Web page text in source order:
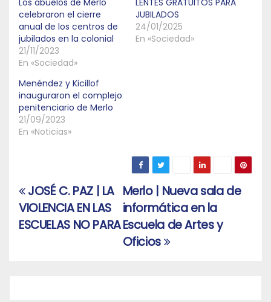
Los abuelos de Merlo
celebraron el cierre
anual de los centros de
jubilados en la colonial
21/11/2023
En «Sociedad»
LENTES GRATUITOS PARA
JUBILADOS
24/01/2025
En «Sociedad»
Menéndez y Kicillof
inauguraron el complejo
penitenciario de Merlo
21/09/2023
En «Noticias»
Navegación
de
Merlo | Nueva sala de
informática en la
Escuela de Artes y
Oficios
JOSÉ C. PAZ | LA
VIOLENCIA EN LAS
ESCUELAS NO PARA